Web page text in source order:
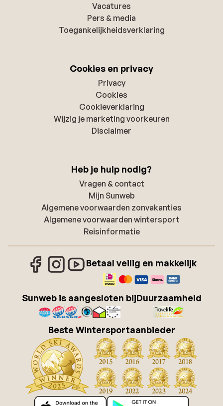
Vacatures
Pers & media
Toegankelijkheidsverklaring
Cookies en privacy
Privacy
Cookies
Cookieverklaring
Wijzig je marketing voorkeuren
Disclaimer
Heb je hulp nodig?
Vragen & contact
Mijn Sunweb
Algemene voorwaarden zonvakanties
Algemene voorwaarden wintersport
Reisinformatie
Betaal veilig en makkelijk
Sunweb is aangesloten bijDuurzaamheid
Beste Wintersportaanbieder